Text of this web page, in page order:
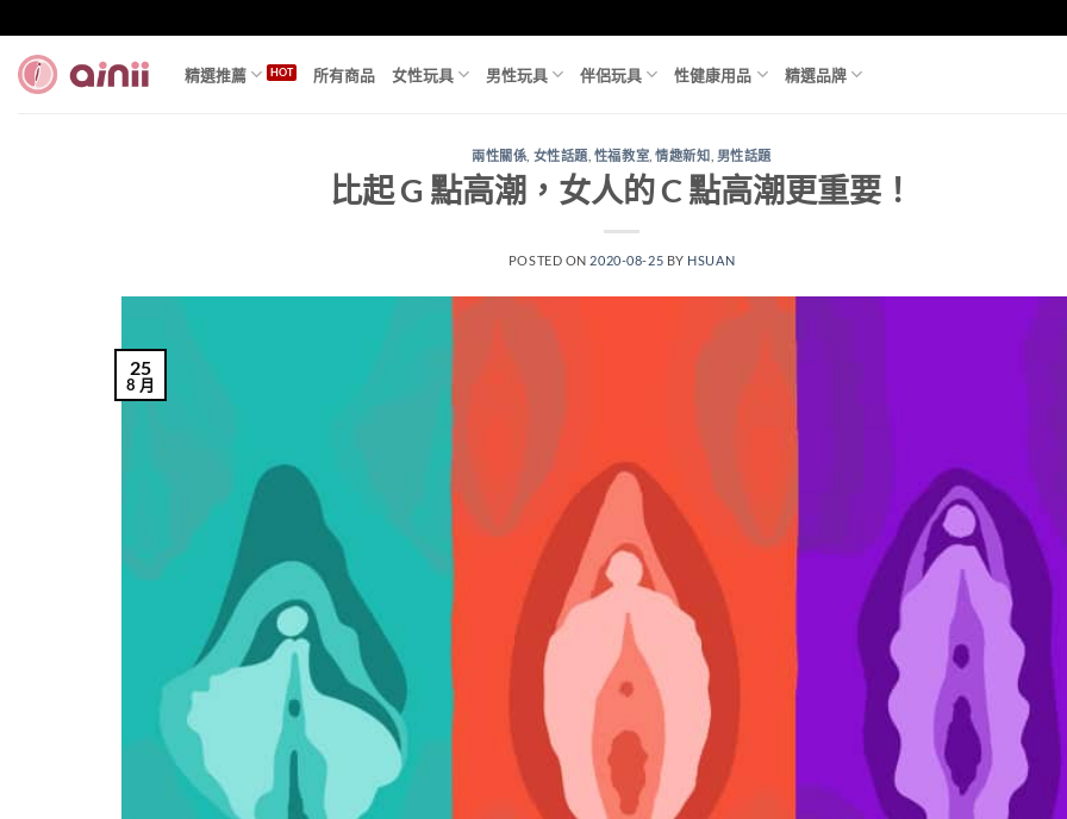
to
content
精選推薦 所有商品 女性玩具 男性玩具 伴侶玩具 性健康用品 精選品牌
兩性關係 女性話題 性福教室 ,情趣新知 男性話題
比起 G 點高潮，女人的 C 點高潮更重要！
POSTED ON 2020-08-25 BY HSUAN
25
8 月